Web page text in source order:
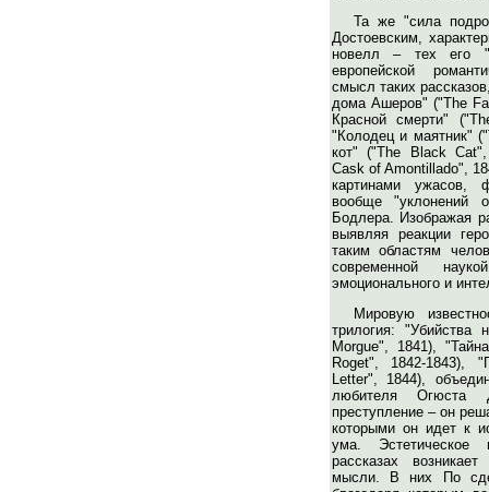
Та же "сила
Достоевским,
новелл – тех его
европейской
смысл таких
дома Ашеров" ("The
Красной смерти"
"Колодец и маятник"
кот" ("The Black
Cask of Amontillado",
картинами ужасов,
вообще
Бодлера. Изображая
выявляя реакции
таким областям
современной
эмоционального и
Мировую
трилогия:
Morgue", 1841),
Roget", 1842-1843),
Letter", 1844),
любителя Огюста
преступление – он
которыми он идет к
ума. Эстетическое
рассказах
мысли. В них По